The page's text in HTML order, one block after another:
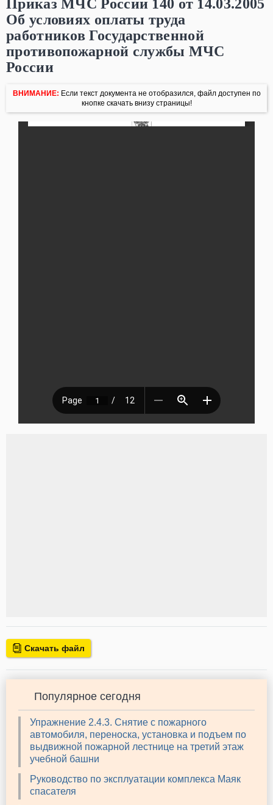
Приказ МЧС России 140 от 14.03.2005
Об условиях оплаты труда
работников Государственной
противопожарной службы МЧС
России
ВНИМАНИЕ: Если текст документа не отобразился, файл доступен по
кнопке скачать внизу страницы!
Скачать файл
Популярное сегодня
Упражнение 2.4.3. Снятие с пожарного
автомобиля, переноска, установка и подъем по
выдвижной пожарной лестнице на третий этаж
учебной башни
Руководство по эксплуатации комплекса Маяк
спасателя